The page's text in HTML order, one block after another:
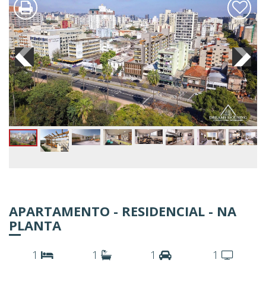
APARTAMENTO - RESIDENCIAL - NA
PLANTA
1 1 1 1